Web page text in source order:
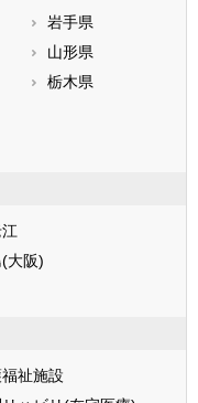
岩手県
山形県
栃木県
高知県
大阪)
祉施設